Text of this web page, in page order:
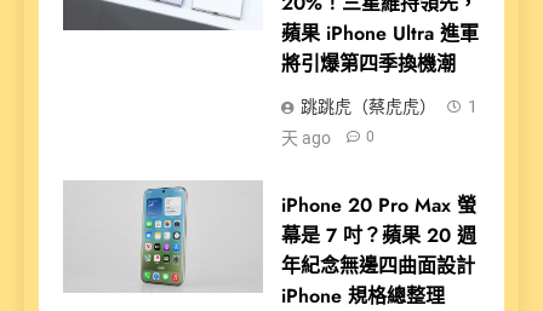
蘋果 iPhone Ultra 進軍
將引爆第四季換機潮
跳跳虎（蔡虎虎）
1
天 ago
0
iPhone 20 Pro Max 螢
幕是 7 吋？蘋果 20 週
年紀念無邊四曲面設計
iPhone 規格總整理